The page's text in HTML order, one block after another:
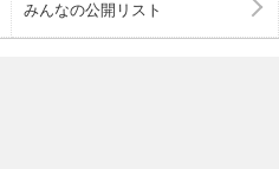
みんなの公開リスト